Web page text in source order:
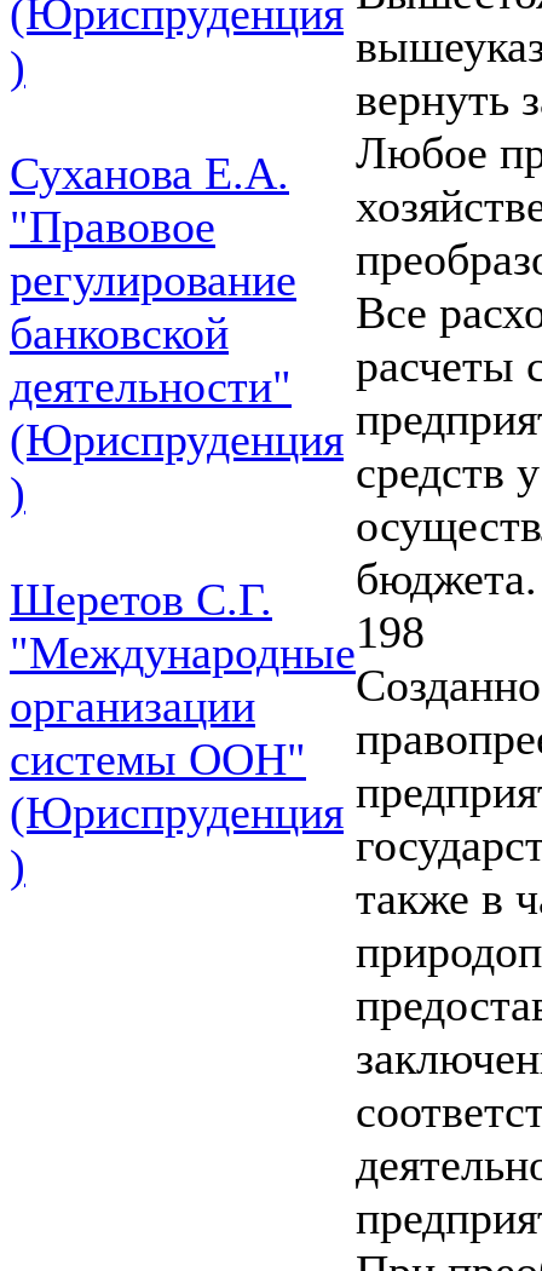
(Юриспруденция
)
Суханова Е.А.
"Правовое
регулирование
банковской
деятельности"
(Юриспруденция
)
Шеретов С.Г.
"Международные
организации
системы ООН"
(Юриспруденция
)
вернуть
Любое
Все
расчеты
средств
бюджета.
198
также в